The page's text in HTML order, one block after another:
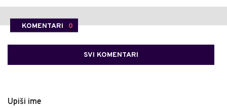
KOMENTARI 0
SVI KOMENTARI
Upiši ime